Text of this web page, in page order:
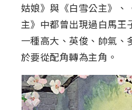
姑娘》與《白雪公主》、
主》中都曾出現過白馬王
一種高大、英俊、帥氣、
於要從配角轉為主角。